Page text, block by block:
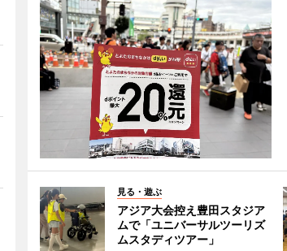
見る・遊ぶ
アジア大会控え豊田スタジア
ムで「ユニバーサルツーリズ
ムスタディツアー」